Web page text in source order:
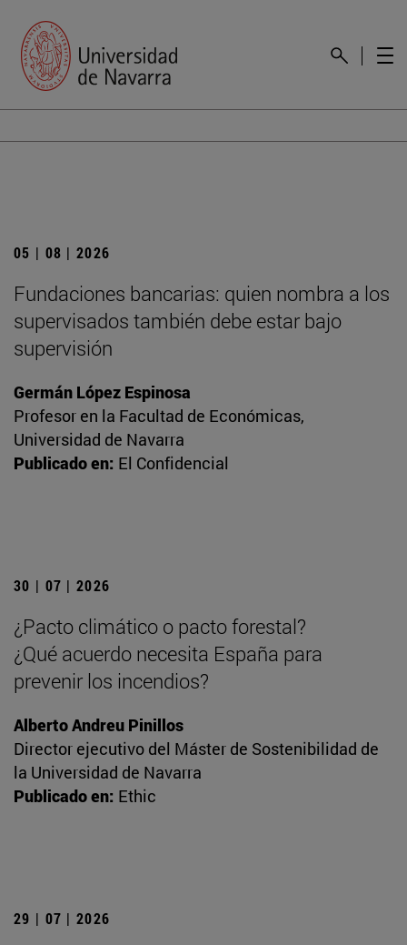
05 | 08 | 2026
Fundaciones bancarias: quien nombra a los
supervisados también debe estar bajo
supervisión
Germán López Espinosa
Profesor en la Facultad de Económicas,
Universidad de Navarra
Publicado en: El Confidencial
30 | 07 | 2026
¿Pacto climático o pacto forestal?
¿Qué acuerdo necesita España para
prevenir los incendios?
Alberto Andreu Pinillos
Director ejecutivo del Máster de Sostenibilidad de
la Universidad de Navarra
Publicado en: Ethic
29 | 07 | 2026